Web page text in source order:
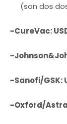
(son dos
-CureVac: USD
-
-Sanofi/GSK:
-Oxford/